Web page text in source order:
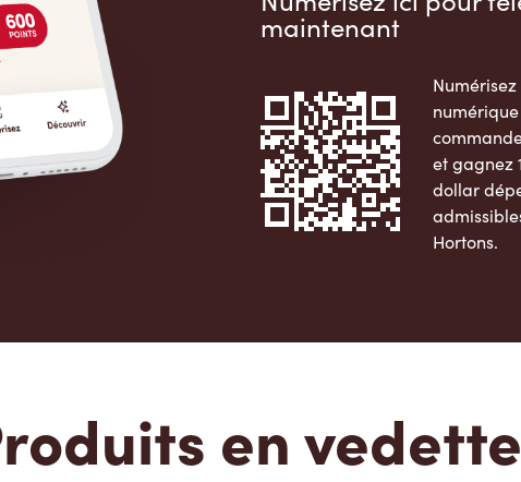
maintenant
et gagnez
dollar
Hortons.
en vedette